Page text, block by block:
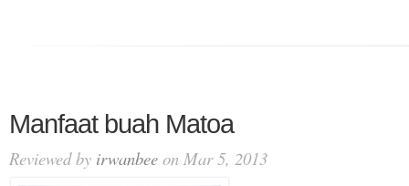
Manfaat buah Matoa
Reviewed by irwanbee on Mar 5, 2013